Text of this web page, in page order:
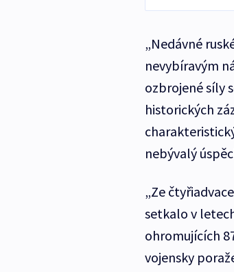
„Nedávné
nevybíravým
ozbrojené síly
historických
nebývalý
„Ze
setkalo v
ohromujících
vojensky